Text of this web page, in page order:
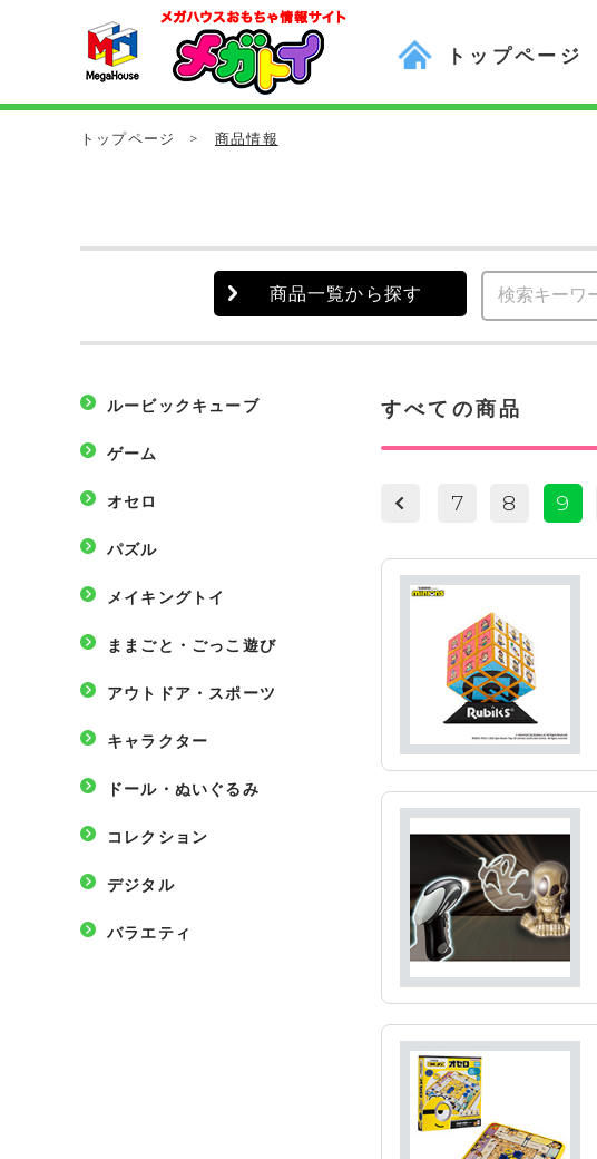
トップページ
トップページ > 商品情報
商品一覧から探す
ルービックキューブ
ゲーム
オセロ
パズル
メイキングトイ
ままごと・ごっこ遊び
アウトドア・スポーツ
キャラクター
ドール・ぬいぐるみ
コレクション
デジタル
バラエティ
すべての商品
7 8 9